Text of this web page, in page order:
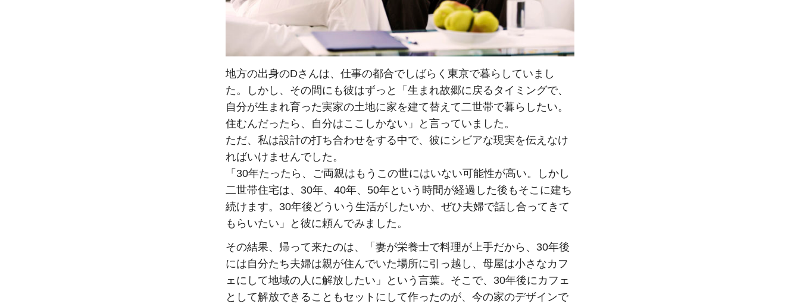
地方の出身のDさんは、仕事の都合でしばらく東京で暮らしていまし
た。しかし、その間にも彼はずっと「生まれ故郷に戻るタイミングで、
自分が生まれ育った実家の土地に家を建て替えて二世帯で暮らしたい。
住むんだったら、自分はここしかない」と言っていました。
ただ、私は設計の打ち合わせをする中で、彼にシビアな現実を伝えなけ
ればいけませんでした。
「30年たったら、ご両親はもうこの世にはいない可能性が高い。しかし
二世帯住宅は、30年、40年、50年という時間が経過した後もそこに建ち
続けます。30年後どういう生活がしたいか、ぜひ夫婦で話し合ってきて
もらいたい」と彼に頼んでみました。
その結果、帰って来たのは、「妻が栄養士で料理が上手だから、30年後
には自分たち夫婦は親が住んでいた場所に引っ越し、母屋は小さなカフ
ェにして地域の人に解放したい」という言葉。そこで、30年後にカフェ
として解放できることもセットにして作ったのが、今の家のデザインで